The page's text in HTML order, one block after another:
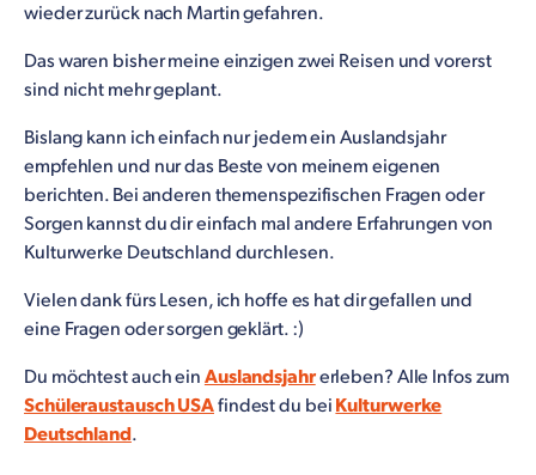
wieder zurück nach Martin gefahren.
Das waren bisher meine einzigen zwei Reisen und vorerst
sind nicht mehr geplant.
Bislang kann ich einfach nur jedem ein Auslandsjahr
empfehlen und nur das Beste von meinem eigenen
berichten. Bei anderen themenspezifischen Fragen oder
Sorgen kannst du dir einfach mal andere Erfahrungen von
Kulturwerke Deutschland durchlesen.
Vielen dank fürs Lesen, ich hoffe es hat dir gefallen und
eine Fragen oder sorgen geklärt. :)
Du möchtest auch ein Auslandsjahrerleben? Alle Infos zum
Schüleraustausch USAfindest du bei Kulturwerke
Deutschland.